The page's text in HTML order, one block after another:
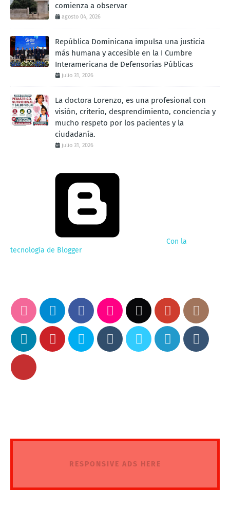
comienza a observar
agosto 04, 2026
República Dominicana impulsa una justicia
más humana y accesible en la I Cumbre
Interamericana de Defensorías Públicas
julio 31, 2026
La doctora Lorenzo, es una profesional con
visión, criterio, desprendimiento, conciencia y
mucho respeto por los pacientes y la
ciudadanía.
julio 31, 2026
Con la
tecnología de Blogger
RESPONSIVE ADS HERE